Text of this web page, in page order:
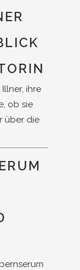
ihre
ob sie
über die